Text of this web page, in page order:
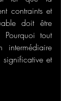
contraints et
doit être
Pourquoi tout
intermédiaire
et